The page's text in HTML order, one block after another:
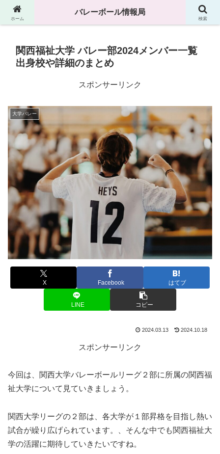
高校、中学、大学などのバレーボール情報満載です
関西福祉大学 バレー部2024メンバー一覧
出身校や詳細のまとめ
スポンサーリンク
大学バレー
X Facebook はてブ
LINE コピー
2024.03.13 2024.10.18
スポンサーリンク
今回は、関西大学バレーボールリーグ２部に所属の関西福
祉大学について見ていきましょう。
関西大学リーグの２部は、各大学が１部昇格を目指し熱い
試合が繰り広げられています。、そんな中でも関西福祉大
学の活躍に期待していきたいですね。
ホーム
バレーボール情報局
検索